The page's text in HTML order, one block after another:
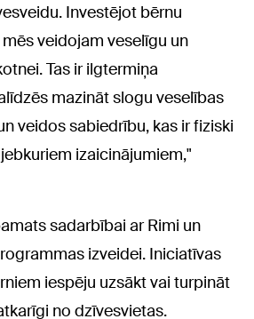
Investējot bērnu
veidojam veselīgu un
Tas ir ilgtermiņa
mazināt slogu veselības
veidos sabiedrību, kas ir fiziski
izaicinājumiem,"
sadarbībai ar Rimi un
izveidei. Iniciatīvas
iespēju uzsākt vai turpināt
no dzīvesvietas.